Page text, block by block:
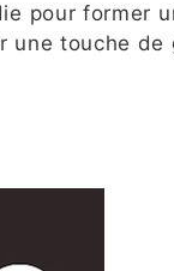
pour former
une touche de